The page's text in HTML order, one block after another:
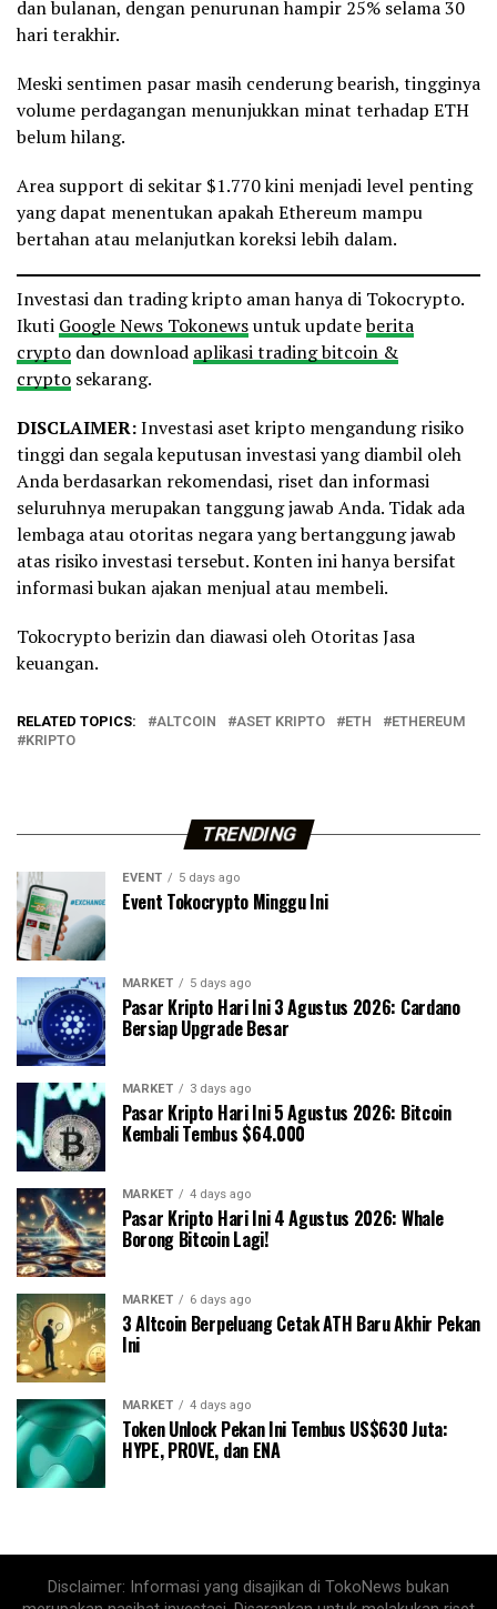
dan bulanan, dengan penurunan hampir 25% selama 30
hari terakhir.
Meski sentimen pasar masih cenderung bearish, tingginya
volume perdagangan menunjukkan minat terhadap ETH
belum hilang.
Area support di sekitar $1.770 kini menjadi level penting
yang dapat menentukan apakah Ethereum mampu
bertahan atau melanjutkan koreksi lebih dalam.
Investasi dan trading kripto aman hanya di Tokocrypto.
Ikuti Google News Tokonewsuntuk updateberita
crypto dan download aplikasi trading bitcoin &
crypto sekarang.
DISCLAIMER:Investasi aset kripto mengandung risiko
tinggi dan segala keputusan investasi yang diambil oleh
Anda berdasarkan rekomendasi, riset dan informasi
seluruhnya merupakan tanggung jawab Anda. Tidak ada
lembaga atau otoritas negara yang bertanggung jawab
atas risiko investasi tersebut. Konten ini hanya bersifat
informasi bukan ajakan menjual atau membeli.
Tokocrypto berizin dan diawasi oleh Otoritas Jasa
keuangan.
RELATED TOPICS: ALTCOIN ASET KRIPTO ETH
ETHEREUM
KRIPTO
TRENDING
EVENT 5 days ago
Event Tokocrypto Minggu Ini
MARKET 5 days ago
Pasar Kripto Hari Ini 3 Agustus 2026: Cardano
Bersiap Upgrade Besar
MARKET 3 days ago
Pasar Kripto Hari Ini 5 Agustus 2026: Bitcoin
Kembali Tembus $64.000
MARKET 4 days ago
Pasar Kripto Hari Ini 4 Agustus 2026: Whale
Borong Bitcoin Lagi!
MARKET 6 days ago
3 Altcoin Berpeluang Cetak ATH Baru Akhir Pekan
Ini
MARKET 4 days ago
Token Unlock Pekan Ini Tembus US$630 Juta:
HYPE, PROVE, dan ENA
Disclaimer: Informasi yang disajikan di TokoNews bukan